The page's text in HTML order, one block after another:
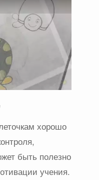
хорошо
быть полезно
учения.